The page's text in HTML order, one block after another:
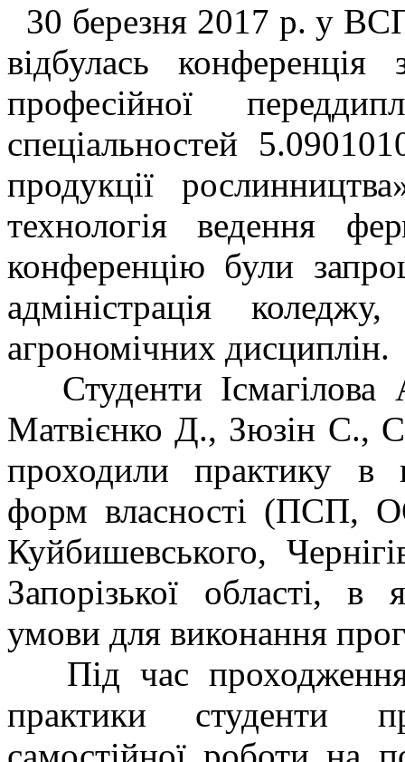
30 березня 2017 р. у
відбулась конференція
професійної
спеціальностей
продукції
технологія ведення
конференцію були
адміністрація
агрономічних дисциплін.
Студенти
Матвієнко Д., Зюзін С.,
проходили практику в
форм власності (ПСП,
Куйбишевського,
Запорізької області, в
умови для виконання
Під час проходження
практики студенти